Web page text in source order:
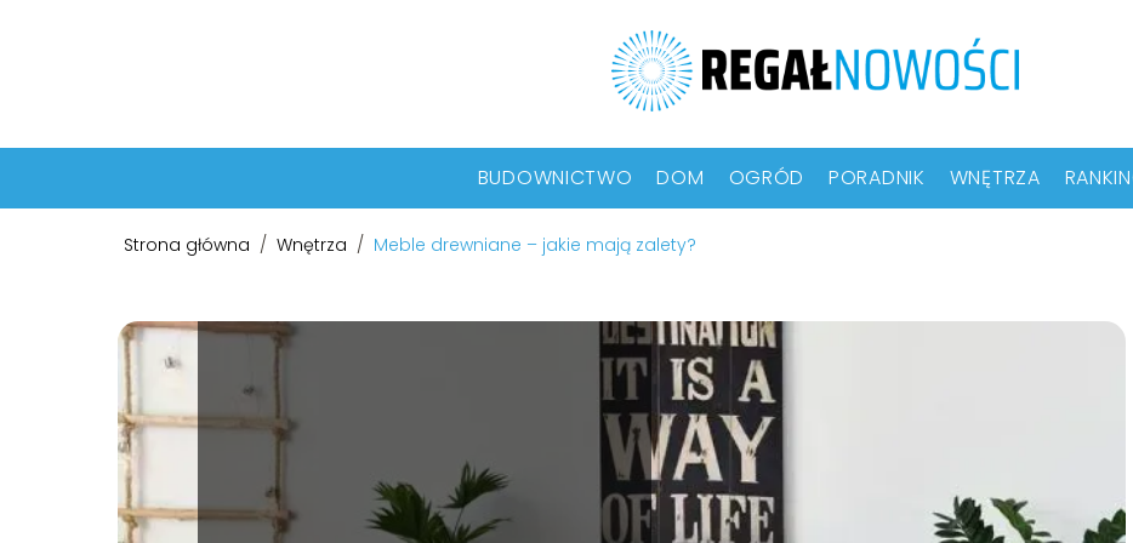
BUDOWNICTWO DOM OGRÓD PORADNIK WNĘTRZA
Strona główna / Wnętrza / Meble drewniane – jakie mają zalety?